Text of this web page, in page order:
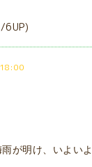
6UP)
が明け、いよい